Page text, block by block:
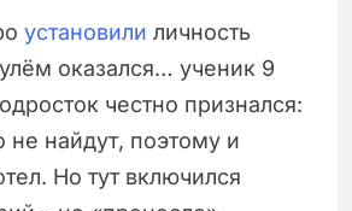
установили личность
оказался… ученик 9
честно признался:
не найдут, поэтому и
Но тут включился